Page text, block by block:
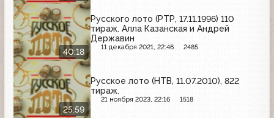
40:18
Русского лото (РТР, 17.11.1996) 110
тираж. Алла Казанская и Андрей
Державин
11 декабря 2021, 22:46 2485
25:59
Русское лото (НТВ, 11.07.2010), 822
тираж.
21 ноября 2023, 22:16 1518